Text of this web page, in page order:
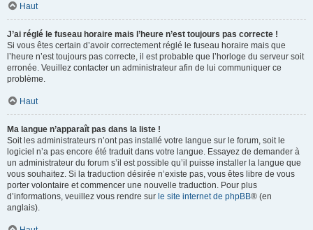
Haut
J’ai réglé le fuseau horaire mais l’heure n’est toujours pas correcte !
Si vous êtes certain d’avoir correctement réglé le fuseau horaire mais que
l’heure n’est toujours pas correcte, il est probable que l’horloge du serveur soit
erronée. Veuillez contacter un administrateur afin de lui communiquer ce
problème.
Haut
Ma langue n’apparaît pas dans la liste !
Soit les administrateurs n’ont pas installé votre langue sur le forum, soit le
logiciel n’a pas encore été traduit dans votre langue. Essayez de demander à
un administrateur du forum s’il est possible qu’il puisse installer la langue que
vous souhaitez. Si la traduction désirée n’existe pas, vous êtes libre de vous
porter volontaire et commencer une nouvelle traduction. Pour plus
d’informations, veuillez vous rendre sur le site internet de phpBB® (en
anglais).